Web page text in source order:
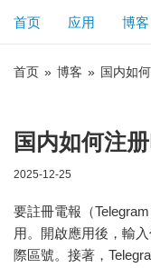
首页 应用 博客
首页 » 博客 » 国内如
国内如何注
2025-12-25
要註冊電報（
用。開啟應用後，輸
際區號。接著，